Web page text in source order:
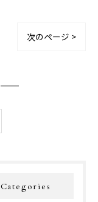
次のページ >
Categories